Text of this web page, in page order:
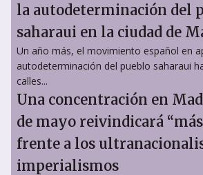
la autodeterminación del
saharaui en la ciudad de
Un año más, el movimiento español en
autodeterminación del pueblo saharaui
calles...
Una concentración en
de mayo reivindicará
frente a los
imperialismos